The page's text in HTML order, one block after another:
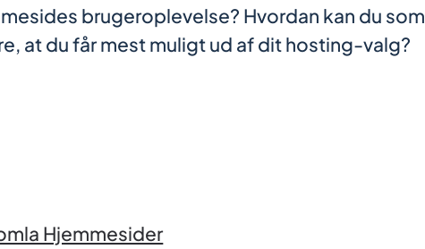
brugeroplevelse? Hvordan kan du som
at du får mest muligt ud af dit hosting-valg?
Hjemmesider